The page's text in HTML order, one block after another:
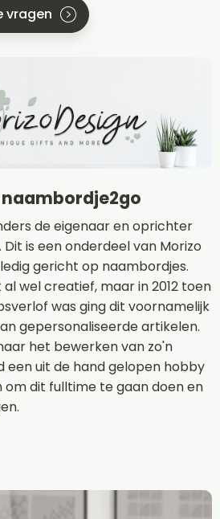
vragen
naambordje2go
de eigenaar en oprichter
is een onderdeel van Morizo
gericht op naambordjes.
al wel creatief, maar in 2012 toen
was ging dit voornamelijk
gepersonaliseerde artikelen.
het bewerken van zo'n
een uit de hand gelopen hobby
om dit fulltime te gaan doen en